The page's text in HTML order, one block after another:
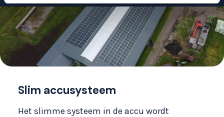
Slim accusysteem
Het slimme systeem in de accu wordt